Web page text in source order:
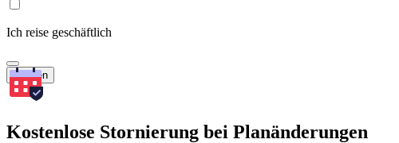
Ich reise geschäftlich
Suchen
Kostenlose Stornierung bei Planänderungen